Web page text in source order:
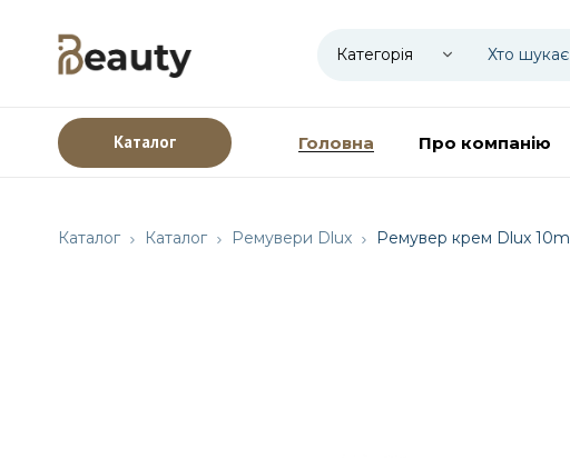
Каталог Головна Про компанію
Каталог Каталог Ремувери Dlux Ремувер крем Dlux 10ml